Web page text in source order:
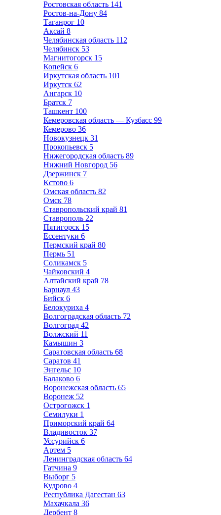
Ростовская область 141
Ростов-на-Дону 84
Таганрог 10
Аксай 8
Челябинская область 112
Челябинск 53
Магнитогорск 15
Копейск 6
Иркутская область 101
Иркутск 62
Ангарск 10
Братск 7
Ташкент 100
Кемеровская область — Кузбасс 99
Кемерово 36
Новокузнецк 31
Прокопьевск 5
Нижегородская область 89
Нижний Новгород 56
Дзержинск 7
Кстово 6
Омская область 82
Омск 78
Ставропольский край 81
Ставрополь 22
Пятигорск 15
Ессентуки 6
Пермский край 80
Пермь 51
Соликамск 5
Чайковский 4
Алтайский край 78
Барнаул 43
Бийск 6
Белокуриха 4
Волгоградская область 72
Волгоград 42
Волжский 11
Камышин 3
Саратовская область 68
Саратов 41
Энгельс 10
Балаково 6
Воронежская область 65
Воронеж 52
Острогожск 1
Семилуки 1
Приморский край 64
Владивосток 37
Уссурийск 6
Артем 5
Ленинградская область 64
Гатчина 9
Выборг 5
Кудрово 4
Республика Дагестан 63
Махачкала 36
Дербент 8